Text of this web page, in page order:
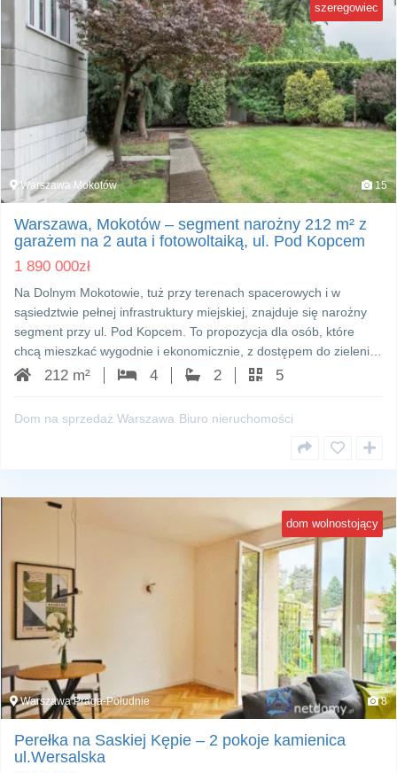
szeregowiec
Warszawa Mokotów 15
Warszawa, Mokotów – segment narożny 212 m² z
garażem na 2 auta i fotowoltaiką, ul. Pod Kopcem
1 890 000zł
Na Dolnym Mokotowie, tuż przy terenach spacerowych i w
sąsiedztwie pełnej infrastruktury miejskiej, znajduje się narożny
segment przy ul. Pod Kopcem. To propozycja dla osób, które
chcą mieszkać wygodnie i ekonomicznie, z dostępem do zieleni…
212 m² 4 2 5
Dom na sprzedaż Warszawa Biuro nieruchomości
dom wolnostojący
Warszawa Praga-Południe 8
Perełka na Saskiej Kępie – 2 pokoje kamienica
ul.Wersalska